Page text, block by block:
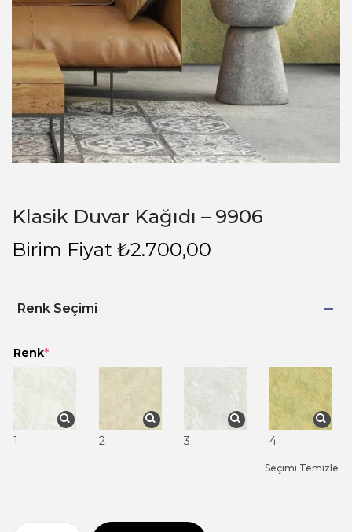
Klasik Duvar Kağıdı – 9906
Birim Fiyat ₺2.700,00
Renk Seçimi
Renk*
1 2 3 4
Seçimi Temizle